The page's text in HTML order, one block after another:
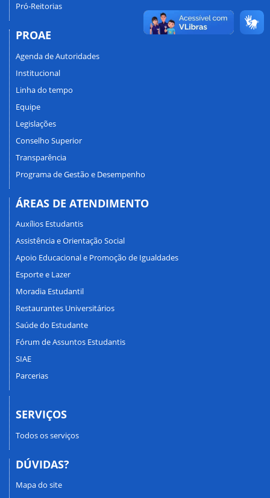
Pró-Reitorias
PROAE
Agenda de Autoridades
Institucional
Linha do tempo
Equipe
Legislações
Conselho Superior
Transparência
Programa de Gestão e Desempenho
ÁREAS DE ATENDIMENTO
Auxílios Estudantis
Assistência e Orientação Social
Apoio Educacional e Promoção de Igualdades
Esporte e Lazer
Moradia Estudantil
Restaurantes Universitários
Saúde do Estudante
Fórum de Assuntos Estudantis
SIAE
Parcerias
SERVIÇOS
Todos os serviços
DÚVIDAS?
Mapa do site